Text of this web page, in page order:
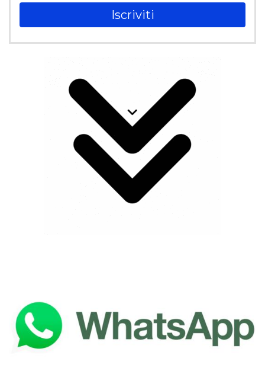
Iscriviti